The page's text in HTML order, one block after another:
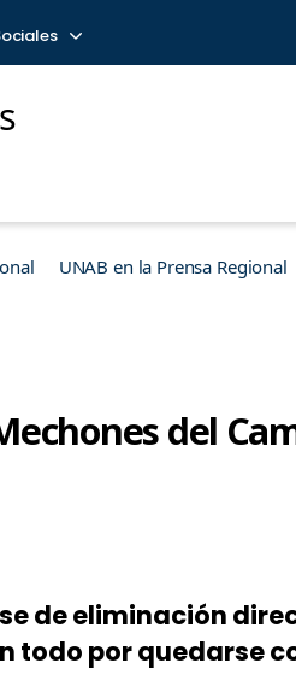
UNAB en la Prensa Regional
del
de eliminación
todo por quedarse